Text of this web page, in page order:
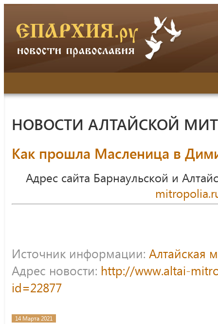
НОВОСТИ АЛТАЙСКОЙ
Как прошла Масленица в
Адрес сайта Барнаульской и
Источник информации: Алтайская
Адрес новости: http://www.altai-
id=22877
14 Марта 2021